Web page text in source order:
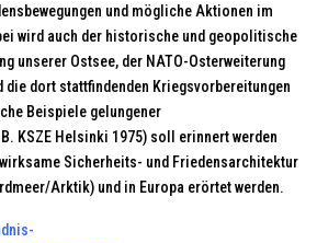
und mögliche Aktionen im
wird auch der historische und geopolitische
unserer Ostsee, der NATO-Osterweiterung
die dort stattfindenden Kriegsvorbereitungen
Beispiele gelungener
KSZE Helsinki 1975) soll erinnert werden
Sicherheits- und Friedensarchitektur
Arktik) und in Europa erörtet werden.